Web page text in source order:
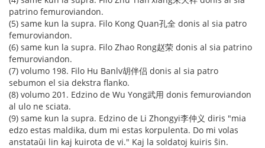
patrino femuroviandon.
(5) same kun la supra. Filo Kong Quan孔全 donis al sia patro
femuroviandon.
(6) same kun la supra. Filo Zhao Rong赵荣 donis al sia patrino
femuroviandon.
(7) volumo 198. Filo Hu Banlv胡伴侣 donis al sia patro
sebumon el sia dekstra flanko.
(8) volumo 201. Edzino de Wu Yong武用 donis femuroviandon
al ulo ne sciata.
(9) same kun la supra. Edzino de Li Zhongyi李仲义 diris "mia
edzo estas maldika, dum mi estas korpulenta. Do mi volas
anstataŭi lin kaj kuirota de vi." Kaj la soldatoj kuiris ŝin.